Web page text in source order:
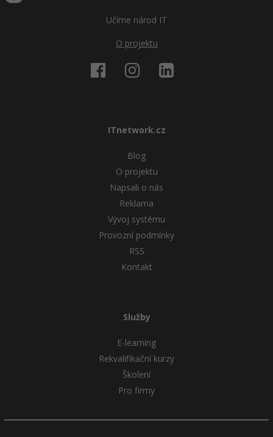
Učíme národ IT
O projektu
ITnetwork.cz
Blog
O projektu
Napsali o nás
Reklama
Vývoj systému
Provozní podmínky
RSS
Kontakt
Služby
E-learning
Rekvalifikační kurzy
Školení
Pro firmy